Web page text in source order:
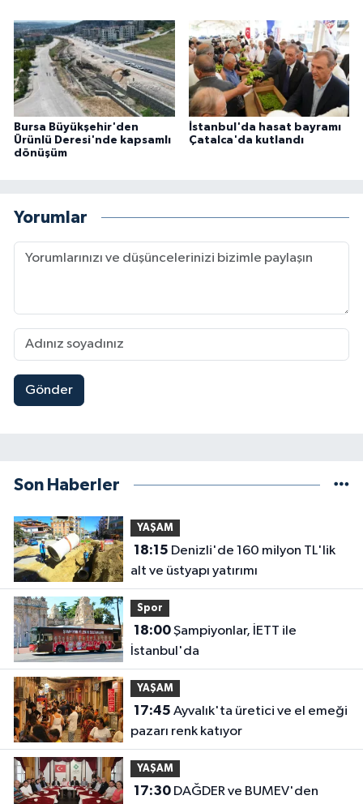
Bursa Büyükşehir'den
Ürünlü Deresi'nde kapsamlı
dönüşüm
İstanbul'da hasat bayramı
Çatalca'da kutlandı
Yorumlar
Gönder
Son Haberler
YAŞAM
18:15
alt ve üstyapı yatırımı
Spor
18:00Şampiyonlar, İETT ile
İstanbul'da
YAŞAM
17:45
pazarı renk katıyor
YAŞAM
17:30DAĞDER ve BUMEV'den